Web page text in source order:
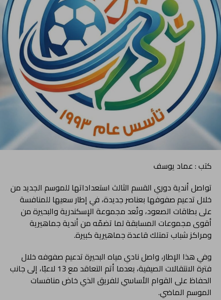
كتب : عماد يوسف
تواصل أندية دوري القسم الثالث استعداداتها للموسم الجديد من
خلال تدعيم صفوفها بعناصر جديدة، في إطار سعيها للمنافسة
على بطاقات الصعود، وتُعد مجموعة الإسكندرية والبحيرة من
أقوى مجموعات المسابقة لما تضمّه من أندية جماهيرية
ومراكز شباب تمتلك قاعدة جماهيرية كبيرة.
وفي هذا الإطار، واصل نادي مياه البحيرة تدعيم صفوفه خلال
فترة الانتقالات الصيفية، بعدما أتم التعاقد مع 13 لاعبًا، إلى جانب
الحفاظ على القوام الأساسي للفريق الذي خاض منافسات
الموسم الماضي.